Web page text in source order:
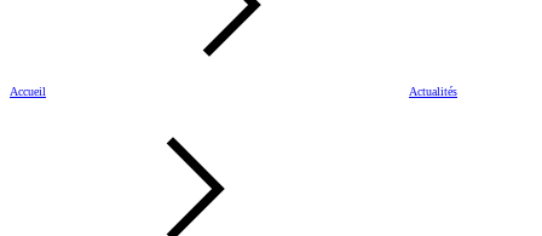
Accueil Actualités